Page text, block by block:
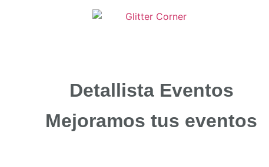
Detallista Eventos
Mejoramos tus eventos